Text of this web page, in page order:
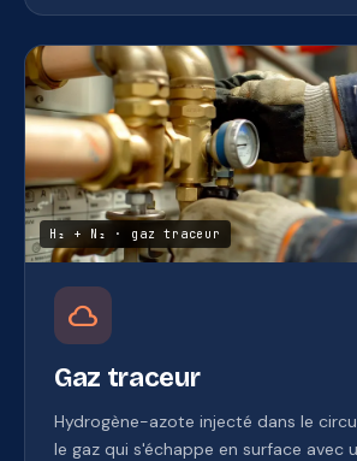
H₂ + N₂ · gaz traceur
cloud
Gaz traceur
Hydrogène-azote injecté dans le
le gaz qui s'échappe en surface avec